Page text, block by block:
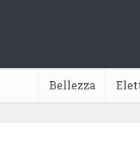
Bellezza